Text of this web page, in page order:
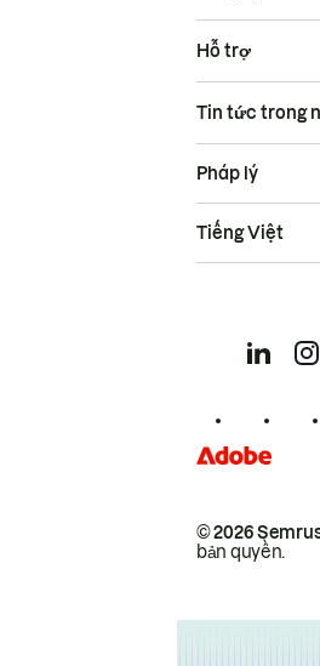
Hỗ trợ
Tin tức trong
© 2026
bản quyền.
Pháp lý
Tiếng Việt